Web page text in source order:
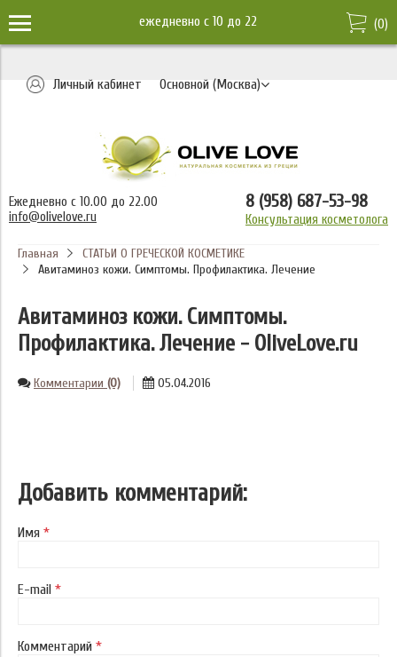
ежедневно c 10 до 22 (0)
Личный кабинет Основной (Москва)
Ежедневно с 10.00 до 22.00
info@olivelove.ru
8 (958) 687-53-98
Консультация косметолога
Главная
СТАТЬИ О ГРЕЧЕСКОЙ КОСМЕТИКЕ
Авитаминоз кожи. Симптомы. Профилактика. Лечение
Авитаминоз кожи. Симптомы.
Профилактика. Лечение - OliveLove.ru
Комментарии (0) 05.04.2016
Добавить комментарий:
Имя *
E-mail *
Комментарий *